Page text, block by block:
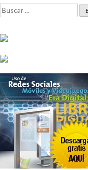
Buscar: